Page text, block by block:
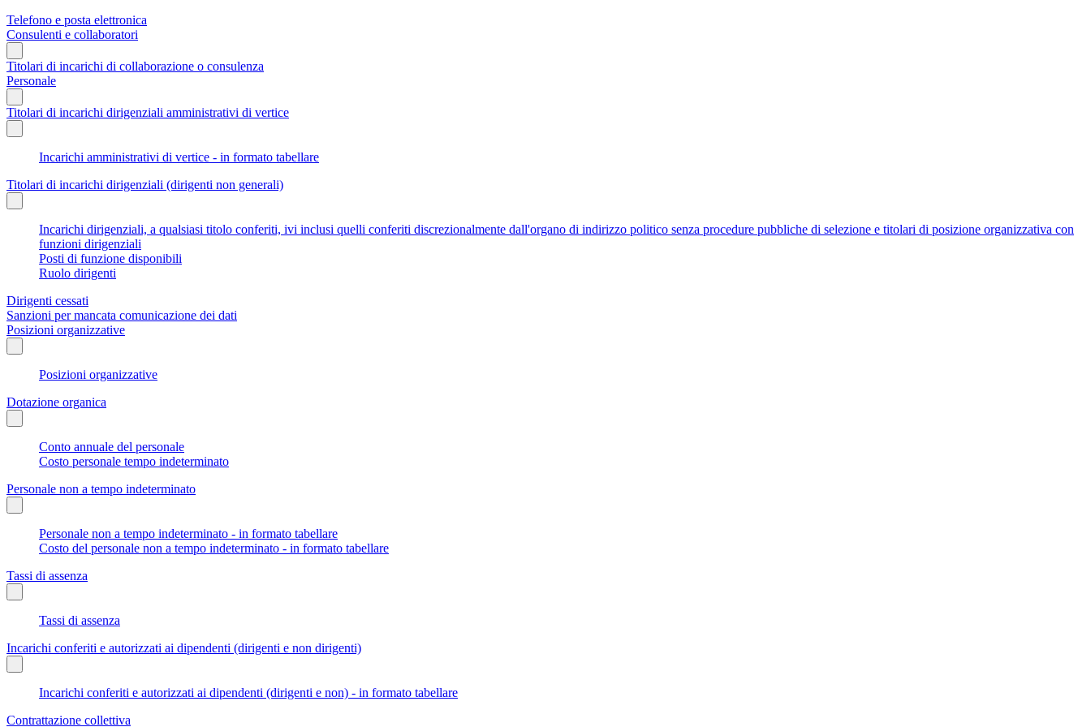
Telefono e posta elettronica
Consulenti e collaboratori
Titolari di incarichi di collaborazione o consulenza
Personale
Titolari di incarichi dirigenziali amministrativi di vertice
Incarichi amministrativi di vertice - in formato tabellare
Titolari di incarichi dirigenziali (dirigenti non generali)
Incarichi dirigenziali, a qualsiasi titolo conferiti, ivi inclusi quelli conferiti discrezionalmente dall'organo di indirizzo politico senza procedure pubbliche di selezione e titolari di posizione organizzativa con
funzioni dirigenziali
Posti di funzione disponibili
Ruolo dirigenti
Dirigenti cessati
Sanzioni per mancata comunicazione dei dati
Posizioni organizzative
Posizioni organizzative
Dotazione organica
Conto annuale del personale
Costo personale tempo indeterminato
Personale non a tempo indeterminato
Personale non a tempo indeterminato - in formato tabellare
Costo del personale non a tempo indeterminato - in formato tabellare
Tassi di assenza
Tassi di assenza
Incarichi conferiti e autorizzati ai dipendenti (dirigenti e non dirigenti)
Incarichi conferiti e autorizzati ai dipendenti (dirigenti e non) - in formato tabellare
Contrattazione collettiva